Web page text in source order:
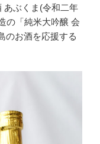
あぶくま(令和二年
の「純米大吟醸 会
のお酒を応援する